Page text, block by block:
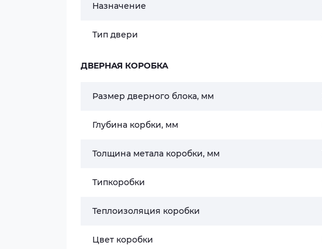
Назначение
Тип двери
ДВЕРНАЯ КОРОБКА
Размер дверного блока, мм
Глубина корбки, мм
Толщина метала коробки, мм
Типкоробки
Теплоизоляция коробки
Цвет коробки